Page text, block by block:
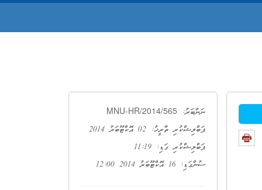
ނަންބަރު: MNU-HR/2014/565
ޕަބްލިޝްކުރި ތާރީޚު: 02 އޮކްޓޫބަރު 2014
ޕަބްލިޝްކުރި ގަޑި: 11:19
ސުންގަޑި: 16 އޮކްޓޫބަރު 2014 12:00